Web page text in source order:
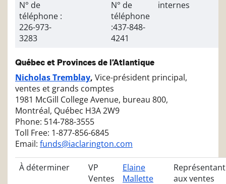
N° de
téléphone :
226-973-
3283
N° de
téléphone
:437-848-
4241
internes
Québec et Provinces de l’Atlantique
Nicholas Tremblay, Vice-président principal,
ventes et grands comptes
1981 McGill College Avenue, bureau 800,
Montréal, Québec H3A 2W9
Phone: 514-788-3555
Toll Free: 1-877-856-6845
Email: funds@iaclarington.com
À déterminer
VP
Ventes
Elaine
Mallette
aux ventes